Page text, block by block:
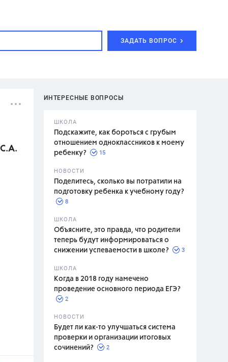
ЗАДАТЬ ВОПРОС
ИНТЕРЕСНЫЕ ВОПРОСЫ
ШКОЛА
Подскажите, как бороться с грубым
отношением одноклассников к моему
ребенку?
15
НОВОСТИ
Поделитесь, сколько вы потратили на
подготовку ребенка к учебному году?
8
ШКОЛА
Объясните, это правда, что родители
теперь будут информироваться о
снижении успеваемости в школе?
3
ШКОЛА
Когда в 2018 году намечено
проведение основного периода ЕГЭ?
2
НОВОСТИ
Будет ли как-то улучшаться система
проверки и организации итоговых
сочинений?
2